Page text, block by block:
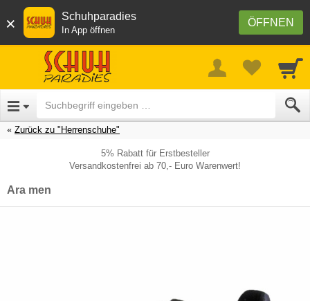
× ÖFFNEN
Schuhparadies
In App öffnen
Zurück zu "Herrenschuhe"
5% Rabatt für Erstbesteller
Versandkostenfrei ab 70,- Euro Warenwert!
Ara men